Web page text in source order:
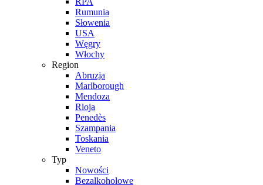
Rumunia
Słowenia
USA
Węgry
Włochy
Region
Abruzja
Marlborough
Mendoza
Rioja
Penedès
Szampania
Toskania
Veneto
Typ
Nowości
Bezalkoholowe